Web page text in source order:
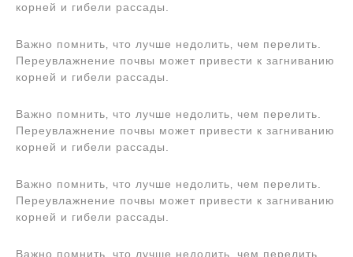
корней и гибели рассады.
Важно помнить‚ что лучше недолить‚ чем перелить.
Переувлажнение почвы может привести к загниванию
корней и гибели рассады.
Важно помнить‚ что лучше недолить‚ чем перелить.
Переувлажнение почвы может привести к загниванию
корней и гибели рассады.
Важно помнить‚ что лучше недолить‚ чем перелить.
Переувлажнение почвы может привести к загниванию
корней и гибели рассады.
Важно помнить‚ что лучше недолить‚ чем перелить.